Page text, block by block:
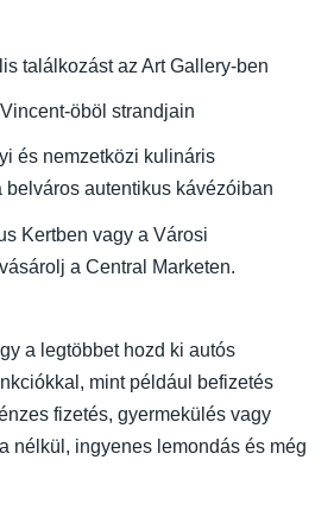
találkozást az Art Gallery-ben
öböl strandjain
és nemzetközi kulináris
belváros autentikus kávézóiban
Kertben vagy a Városi
a Central Marketen.
a legtöbbet hozd ki autós
mint például befizetés
fizetés, gyermekülés vagy
nélkül, ingyenes lemondás és még